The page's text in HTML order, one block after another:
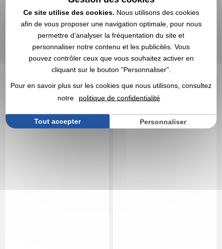
9,91 €HT
En stock : 4 203 articles
DEVIS EXPRESS
A partir de6,25 €
En stock : 3 949 articles
Réf. 01505V0214930
événements - Pour
contenir 8 tiges
Réf. 01408V0076911
Ce site utilise des cookies. Nous utilisons des cookies
afin de vous proposer une navigation optimale, pour nous
permettre d’analyser la fréquentation du site et
personnaliser notre contenu et les publicités. Vous
pouvez contrôler ceux que vous souhaitez activer en
cliquant sur le bouton "Personnaliser".
Pour en savoir plus sur les cookies que nous utilisons, consultez
notre
politique de confidentialité
Tout accepter Personnaliser